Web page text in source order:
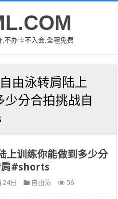
,不办卡不入会,全程免费
由泳转肩陆上
少分合拍挑战自
上训练你能做到多少分
肩#shorts
24日 自由泳 56